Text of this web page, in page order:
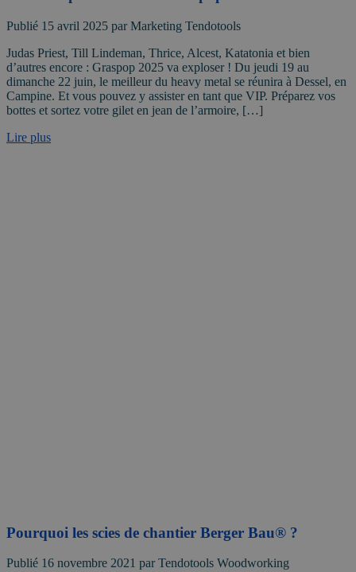
Publié 15 avril 2025 par Marketing Tendotools
Judas Priest, Till Lindeman, Thrice, Alcest, Katatonia et bien
d’autres encore : Graspop 2025 va exploser ! Du jeudi 19 au
dimanche 22 juin, le meilleur du heavy metal se réunira à Dessel, en
Campine. Et vous pouvez y assister en tant que VIP. Préparez vos
bottes et sortez votre gilet en jean de l’armoire, […]
Lire plus
Pourquoi les scies de chantier Berger Bau® ?
Publié 16 novembre 2021 par Tendotools Woodworking